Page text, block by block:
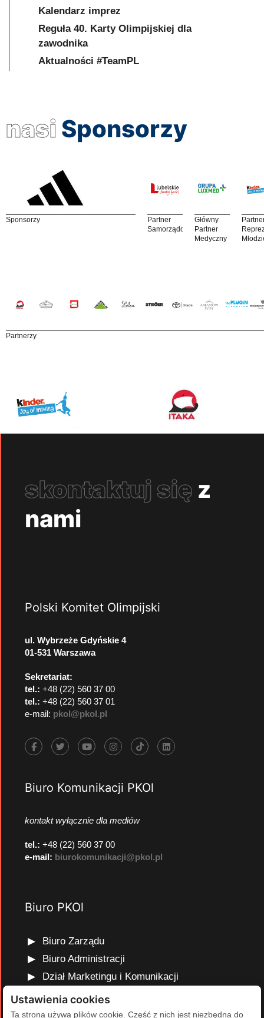
Kalendarz imprez
Reguła 40. Karty Olimpijskiej dla
zawodnika
Aktualności #TeamPL
nasi Sponsorzy
Sponsorzy
Partner
Samorządowy
Główny
Partner
Medyczny
Partnerzy
skontaktuj się z
nami
Polski Komitet Olimpijski
ul. Wybrzeże Gdyńskie 4
01-531 Warszawa
Sekretariat:
tel.: +48 (22) 560 37 00
tel.: +48 (22) 560 37 01
e-mail: pkol@pkol.pl
Biuro Komunikacji PKOl
kontakt wyłącznie dla mediów
tel.: +48 (22) 560 37 00
e-mail: biurokomunikacji@pkol.pl
Biuro PKOl
Biuro Zarządu
Biuro Administracji
Dział Marketingu i Komunikacji
Dział Edukacji Olimpijskiej
Dział Finansów i Kadr
Ustawienia cookies
Ta strona używa plików cookie. Część z nich jest niezbędna do